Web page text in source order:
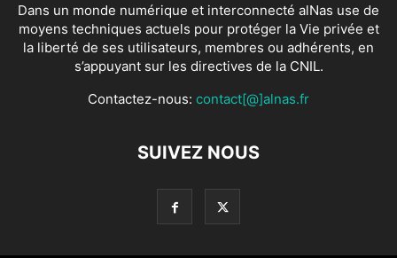
Dans un monde numérique et interconnecté alNas use de
moyens techniques actuels pour protéger la Vie privée et
la liberté de ses utilisateurs, membres ou adhérents, en
s’appuyant sur les directives de la CNIL.
Contactez-nous: contact[@]alnas.fr
SUIVEZ NOUS